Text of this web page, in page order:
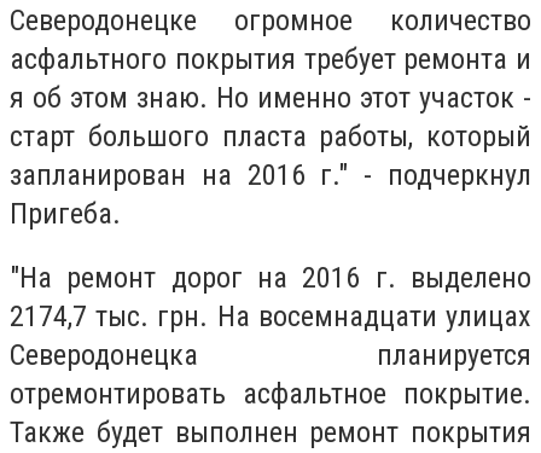
Северодонецке огромное количество
асфальтного покрытия требует ремонта и
я об этом знаю. Но именно этот участок -
старт большого пласта работы, который
запланирован на 2016 г." - подчеркнул
Пригеба.
"На ремонт дорог на 2016 г. выделено
2174,7 тыс. грн. На восемнадцати улицах
Северодонецка планируется
отремонтировать асфальтное покрытие.
Также будет выполнен ремонт покрытия